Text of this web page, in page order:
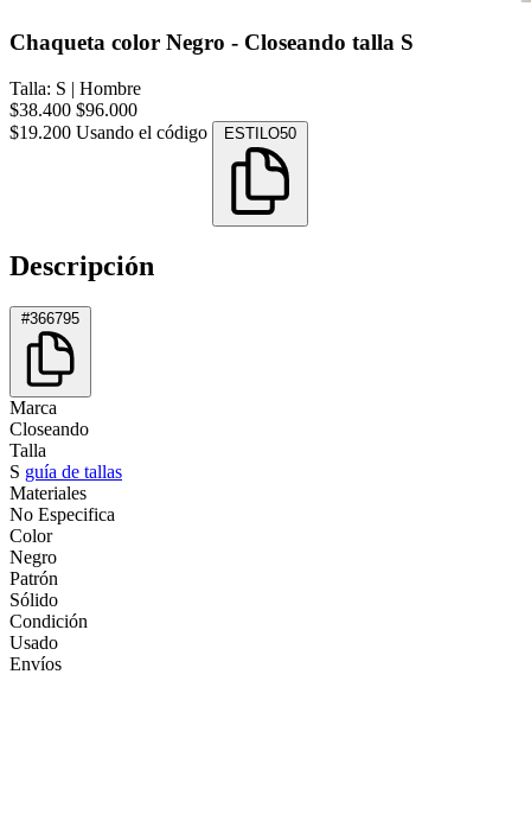
Chaqueta color Negro - Closeando talla S
Talla: S | Hombre
$38.400 $96.000
$19.200 Usando el código ESTILO50
Descripción
#366795
Marca
Closeando
Talla
S guía de tallas
Materiales
No Especifica
Color
Negro
Patrón
Sólido
Condición
Usado
Envíos